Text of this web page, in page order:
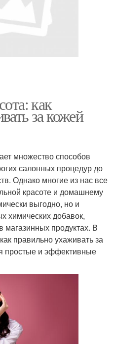
как
за кожей
множество способов
салонных процедур до
Однако многие из нас все
красоте и домашнему
выгодно, но и
химических добавок,
магазинных продуктах. В
правильно ухаживать за
простые и эффективные